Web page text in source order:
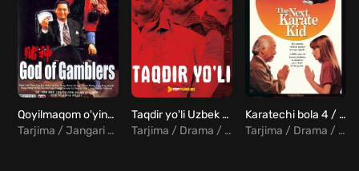
Qoyilmaqom o'yinchi Uzbek Tilida
Tarjima / Jangari / Drama / Komediya
Taqdir yo'li Uzbek tilida
Tarjima / Drama / Komediya / Melodrama / Hind
Karatechi bola 4 / Kichkina ajdarho 4 Uzbek tilida
Tarjima / Drama / Melodrama